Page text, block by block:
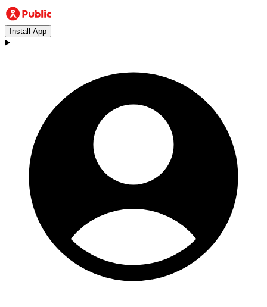
Install App